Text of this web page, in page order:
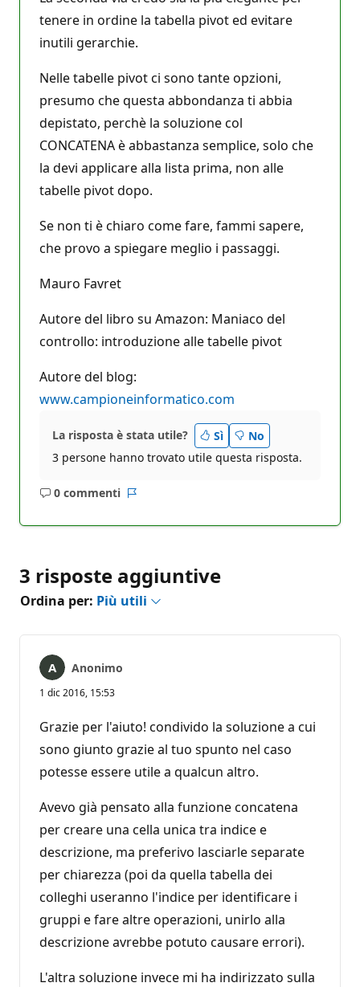
tenere in ordine la tabella pivot ed evitare
inutili gerarchie.
Nelle tabelle pivot ci sono tante opzioni,
presumo che questa abbondanza ti abbia
depistato, perchè la soluzione col
CONCATENA è abbastanza semplice, solo che
la devi applicare alla lista prima, non alle
tabelle pivot dopo.
Se non ti è chiaro come fare, fammi sapere,
che provo a spiegare meglio i passaggi.
Mauro Favret
Autore del libro su Amazon: Maniaco del
controllo: introduzione alle tabelle pivot
Autore del blog:
www.campioneinformatico.com
La risposta è stata utile? Sì
No
3 persone hanno trovato utile questa risposta.
0 commenti
Nessun
3 risposte aggiuntive
Ordina per: Più utili
Anonimo
1 dic 2016, 15:53
Grazie per l'aiuto! condivido la soluzione a cui
sono giunto grazie al tuo spunto nel caso
potesse essere utile a qualcun altro.
Avevo già pensato alla funzione concatena
per creare una cella unica tra indice e
descrizione, ma preferivo lasciarle separate
per chiarezza (poi da quella tabella dei
colleghi useranno l'indice per identificare i
gruppi e fare altre operazioni, unirlo alla
descrizione avrebbe potuto causare errori).
L'altra soluzione invece mi ha indirizzato sulla